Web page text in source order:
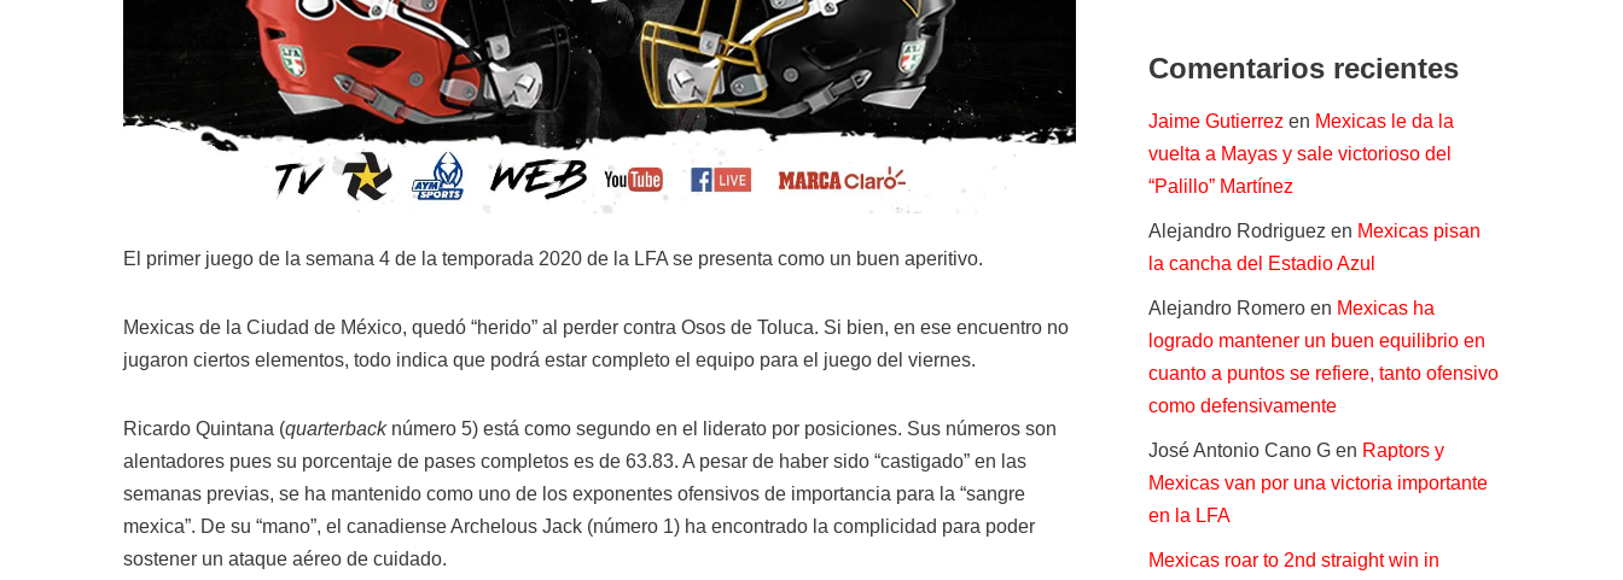
El primer juego de la semana 4 de la temporada 2020 de la LFA se presenta como un buen aperitivo.
Mexicas de la Ciudad de México, quedó “herido” al perder contra Osos de Toluca. Si bien, en ese encuentro no
jugaron ciertos elementos, todo indica que podrá estar completo el equipo para el juego del viernes.
Ricardo Quintana (quarterbacknúmero 5) está como segundo en el liderato por posiciones. Sus números son
alentadores pues su porcentaje de pases completos es de 63.83. A pesar de haber sido “castigado” en las
semanas previas, se ha mantenido como uno de los exponentes ofensivos de importancia para la “sangre
mexica”. De su “mano”, el canadiense Archelous Jack (número 1) ha encontrado la complicidad para poder
sostener un ataque aéreo de cuidado.
Comentarios recientes
Jaime Gutierrez en Mexicas le da la
vuelta a Mayas y sale victorioso del
“Palillo” Martínez
Alejandro Rodriguez en Mexicas pisan
la cancha del Estadio Azul
Alejandro Romero en Mexicas ha
logrado mantener un buen equilibrio en
cuanto a puntos se refiere, tanto ofensivo
como defensivamente
José Antonio Cano G en Raptors y
Mexicas van por una victoria importante
en la LFA
Mexicas roar to 2nd straight win in